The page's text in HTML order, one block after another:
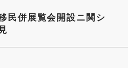
民併展覧会開設ニ関シ